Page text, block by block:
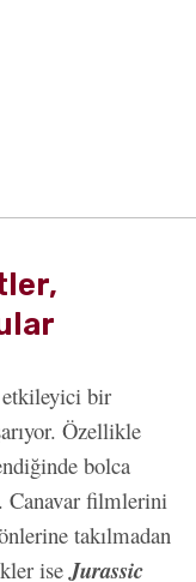
etkileyici bir
Özellikle
bolca
Canavar filmlerini
takılmadan
ise Jurassic